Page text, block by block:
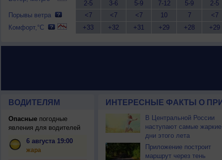
Порывы ветра
Комфорт,°C
2-5
<7
+33
3-6
<7
+32
5-9
<7
+31
7-12
10
+29
5-9
7
+28
2-5
<7
+29
ВОДИТЕЛЯМ
Опасныепогодные
явления для водителей
6 августа 19:00
жара
ИНТЕРЕСНЫЕ ФАКТЫ О
В Центральной России
наступают самые жаркие
дни этого лета
Приложение построит
маршрут через тень